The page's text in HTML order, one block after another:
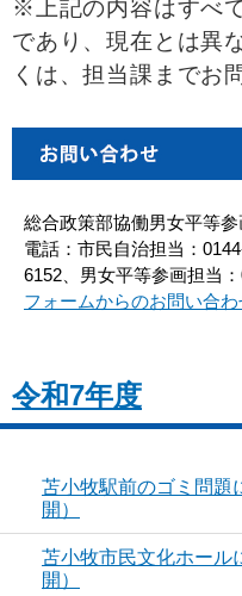
※上記の内容はすべ
であり、現在とは異
くは、担当課までお
総合政策部協働男女平等参
電話：市民自治担当：
6152、男女平等参画担当
フォームからのお問い合わ
令和7年度
苫小牧駅前のゴミ問題
開）
苫小牧市民文化ホール
開）